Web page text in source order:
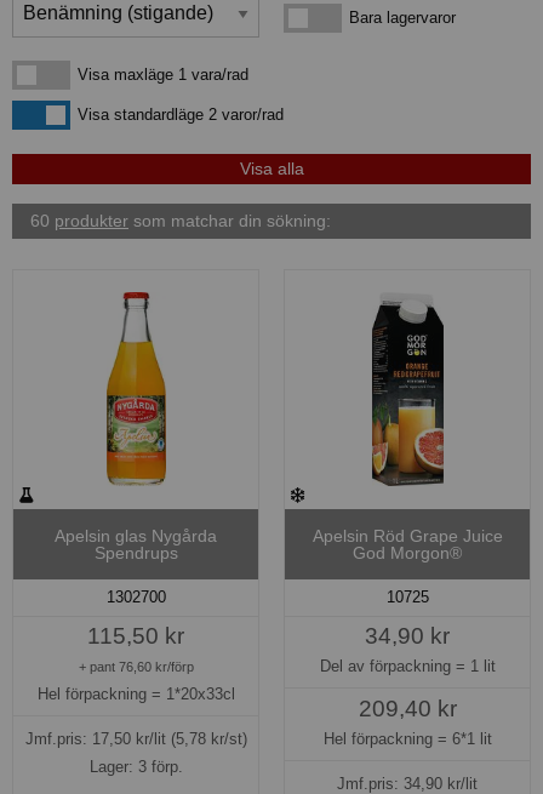
Bara lagervarorBara lagervaror
Visa maxläge 1 vara/rad
Visa maxläge 1 vara/rad
Visa standardlägeVisa standardläge 2 varor/rad
60 produkter som matchar din sökning:
Apelsin glas Nygårda
Spendrups
1302700
115,50 kr
+ pant 76,60 kr/förp
Hel förpackning = 1*20x33cl
Jmf.pris: 17,50kr/lit (5,78 kr/st)
Lager: 3 förp.
Apelsin Röd Grape Juice
God Morgon®
10725
34,90 kr
Del av förpackning = 1 lit
209,40 kr
Hel förpackning = 6*1 lit
Jmf.pris: 34,90 kr/lit